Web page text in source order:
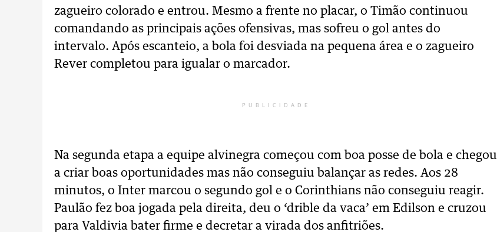
zagueiro colorado e entrou. Mesmo a frente no placar, o Timão continuou
comandando as principais ações ofensivas, mas sofreu o gol antes do
intervalo. Após escanteio, a bola foi desviada na pequena área e o zagueiro
Rever completou para igualar o marcador.
PUBLICIDADE
Na segunda etapa a equipe alvinegra começou com boa posse de bola e chegou
a criar boas oportunidades mas não conseguiu balançar as redes. Aos 28
minutos, o Inter marcou o segundo gol e o Corinthians não conseguiu reagir.
Paulão fez boa jogada pela direita, deu o ‘drible da vaca’ em Edilson e cruzou
para Valdivia bater firme e decretar a virada dos anfitriões.